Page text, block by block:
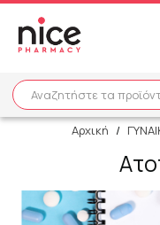
Αναζητήστε τα
Αρχική /